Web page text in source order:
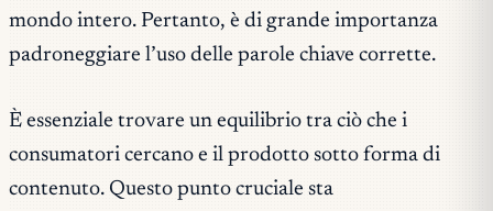
mondo intero. Pertanto, è di grande importanza
padroneggiare l’uso delle parole chiave corrette.
È essenziale trovare un equilibrio tra ciò che i
consumatori cercano e il prodotto sotto forma di
contenuto. Questo punto cruciale sta